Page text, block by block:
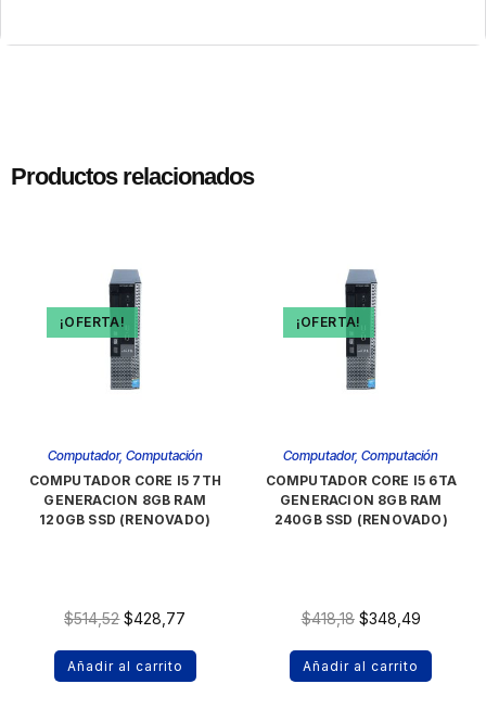
Productos relacionados
¡OFERTA!
Computador, Computación
COMPUTADOR CORE I5 7TH
GENERACION 8GB RAM
120GB SSD (RENOVADO)
$514,52 $428,77
Añadir al carrito
¡OFERTA!
Computador,Computación
COMPUTADOR CORE I5 6TA
GENERACION 8GB RAM
240GB SSD (RENOVADO)
$418,18 $348,49
Añadir al carrito